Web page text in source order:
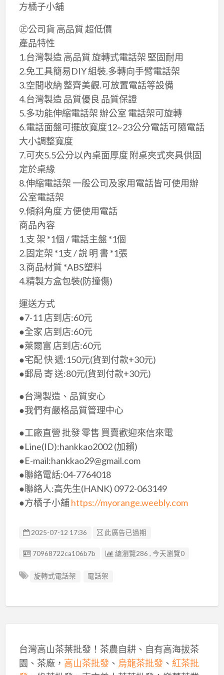
方橘子小舖
㊣公司貨 高品質 超低價
產品特性
1.台灣製造 高品質 旋轉式電話架 堅固耐用
2.免工具簡易DIY 組裝.多轉向手臂電話架
3.空間收納 整齊美觀.可放置電話等設備
4.台灣製造 品質優良 品質保證
5.多功能伸縮電話架 辦公室 電話架可旋轉
6.電話面盤可擺放寬度12~23公分電話可隨電話
大小調整寬度
7.可夾5.5公分以內桌面厚度 附桌夾式夾具供固
定於桌緣
8.伸縮電話架 一般公司及家用電話皆可使用辦
公室電話架
9.傾斜角度 方便使用電話
​商品內容
1.支 架 *1個 / 電話主盤 *1個
2.固定架 *1支 / 說 明 書 *1張
3.商品材質 *ABS塑料
4.精製方盒包裝(防撞傷)
​運送方式
●7-11 店到店:60元
●全家 店到店:60元
●萊爾富 店到店:60元
●宅配 快 遞:150元(貨到付款+30元)
●郵局 寄 送:80元(貨到付款+30元)
●台灣製造、品質安心
●我們有嚴格品質管理中心
●工廠直營 批發 零售 買賣歡迎來信來電
●Line(ID):hankkao2002 (加賴)
●E-mail:hankkao29@gmail.com
●聯絡電話:04-7764018
●聯絡人:高先生(HANK) 0972-063149
●方橘子小舖https://myorange.weebly.com
2025-07-12 17:36 此廣告已過期
廣告编號
70968722ca106b7b 總瀏覽286 , 今天瀏覽0
旋轉式電話架 電話架
台灣高山茶葉批發！茶農自耕、自有高海拔茶
園、茶廠， 高山茶批發、 烏龍茶批發、 紅茶批